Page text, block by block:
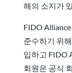
해의 소지가
FIDO
준수하기 위
입하고 FIDO
회원은 공식